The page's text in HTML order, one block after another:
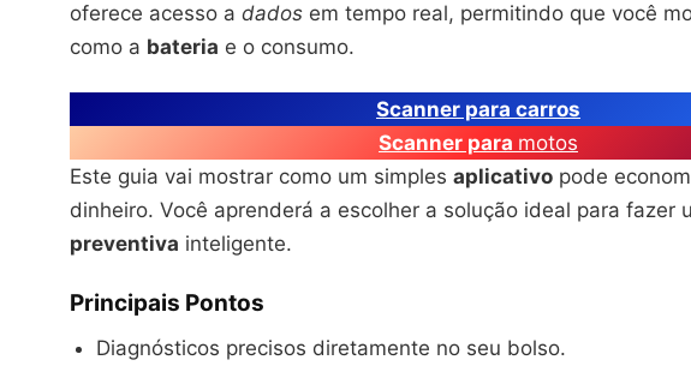
oferece acesso a dados em tempo real, permitindo que você
como a bateria e o consumo.
Scanner para carros
Scanner para motos
Este guia vai mostrar como um simples aplicativo pode
dinheiro. Você aprenderá a escolher a solução ideal para fazer
preventiva inteligente.
Principais Pontos
Diagnósticos precisos diretamente no seu bolso.